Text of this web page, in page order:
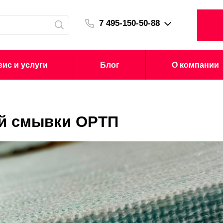
7 495-150-50-88
и услуги Блог О компании
смывки ОРТП